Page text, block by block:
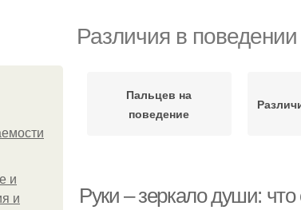
Различия в поведении
и
и
Пальцев на
поведение
Руки – зеркало души: